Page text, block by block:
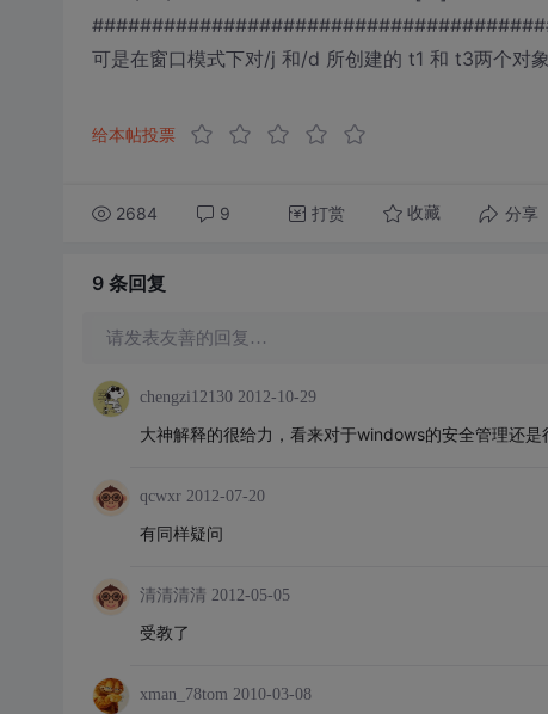
可是在窗口模式下对/j 和/d 所创建的 t1 和 t3两个对
给本帖投票
2684 9 打赏 收藏 分享
9 条回复
请发表友善的回复…
chengzi12130 2012-10-29
大神解释的很给力，看来对于windows的安全管理还是
qcwxr 2012-07-20
有同样疑问
清清清清 2012-05-05
受教了
xman_78tom 2010-03-08